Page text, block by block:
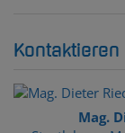
Mag.